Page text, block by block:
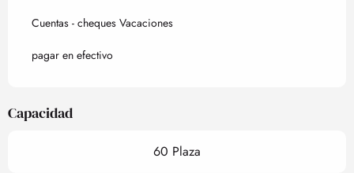
Cuentas - cheques Vacaciones
pagar en efectivo
Capacidad
60 Plaza